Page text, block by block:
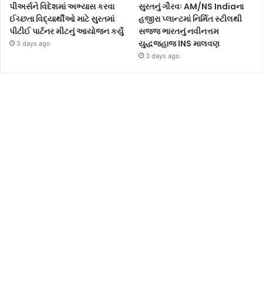
પીઅર્સને વિદેશમાં અભ્યાસ કરવા
ઈચ્છતા વિદ્યાર્થીઓ માટે સુરતમાં
પીટીઈ પાર્ટનર મીટનું આયોજન કર્યું
3 days ago
સુરતનું ગૌરવઃ AM/NS Indiaના
હજીરા પ્લાન્ટમાં નિર્મિત સ્ટીલથી
સજ્જ ભારતનું નવીનત્તમ
યુદ્ધજહાજ INS માલવણ
3 days ago